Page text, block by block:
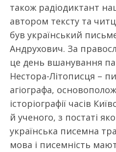
також радіодиктант
автором тексту та
був український
Андрухович. За
це день вшанування
Нестора-Літописця –
агіографа,
історіографії часів
й ученого, з постаті
українська писемна
мова і писемність